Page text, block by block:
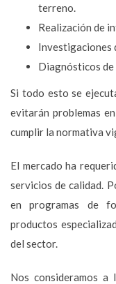
terreno.
Realización de
Investigaciones
Diagnósticos
Si todo esto se
evitarán problemas
cumplir la normativa
El mercado ha
servicios de calidad.
en programas de
productos
del sector.
Nos consideramos a